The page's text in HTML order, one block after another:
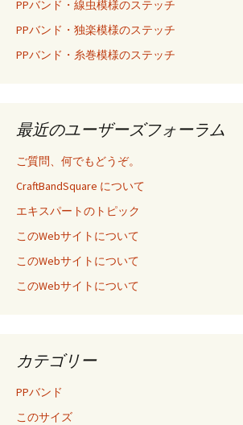
PPバンド・線虫模様のステッチ
PPバンド・独楽模様のステッチ
PPバンド・糸巻模様のステッチ
最近のユーザーズフォーラム
ご質問、何でもどうぞ。
CraftBandSquare について
エキスパートのトピック
このWebサイトについて
このWebサイトについて
このWebサイトについて
カテゴリー
PPバンド
このサイズ